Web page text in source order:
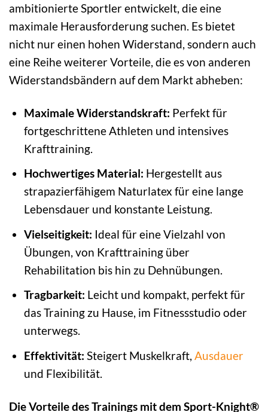
ambitionierte Sportler entwickelt, die eine
maximale Herausforderung suchen. Es bietet
nicht nur einen hohen Widerstand, sondern auch
eine Reihe weiterer Vorteile, die es von anderen
Widerstandsbändern auf dem Markt abheben:
Maximale Widerstandskraft: Perfekt für
fortgeschrittene Athleten und intensives
Krafttraining.
Hochwertiges Material: Hergestellt aus
strapazierfähigem Naturlatex für eine lange
Lebensdauer und konstante Leistung.
Vielseitigkeit: Ideal für eine Vielzahl von
Übungen, von Krafttraining über
Rehabilitation bis hin zu Dehnübungen.
Tragbarkeit: Leicht und kompakt, perfekt für
das Training zu Hause, im Fitnessstudio oder
unterwegs.
Effektivität: Steigert Muskelkraft, Ausdauer
und Flexibilität.
Die Vorteile des Trainings mit dem Sport-Knight®